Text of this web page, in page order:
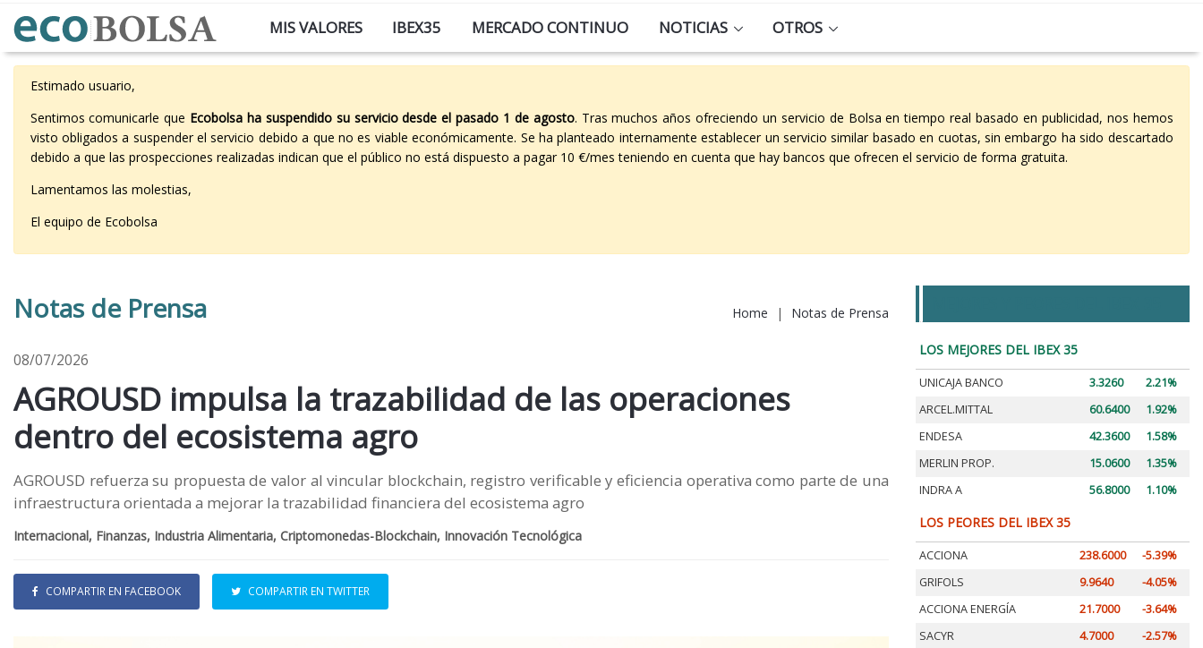
MIS VALORES IBEX35 MERCADO CONTINUO NOTICIAS OTROS
Estimado usuario,
Sentimos comunicarle que Ecobolsa ha suspendido su servicio desde el pasado 1 de agosto. Tras muchos años ofreciendo un servicio de Bolsa en tiempo real basado en publicidad, nos hemos
visto obligados a suspender el servicio debido a que no es viable económicamente. Se ha planteado internamente establecer un servicio similar basado en cuotas, sin embargo ha sido descartado
debido a que las prospecciones realizadas indican que el público no está dispuesto a pagar 10 €/mes teniendo en cuenta que hay bancos que ofrecen el servicio de forma gratuita.
Lamentamos las molestias,
El equipo de Ecobolsa
Notas de Prensa Home | Notas de Prensa
08/07/2026
AGROUSD impulsa la trazabilidad de las operaciones
dentro del ecosistema agro
AGROUSD refuerza su propuesta de valor al vincular blockchain, registro verificable y eficiencia operativa como parte de una
infraestructura orientada a mejorar la trazabilidad financiera del ecosistema agro
Internacional, Finanzas, Industria Alimentaria, Criptomonedas-Blockchain, Innovación Tecnológica
COMPARTIR EN FACEBOOK COMPARTIR EN TWITTER
LOS MEJORES DEL IBEX 35
UNICAJA BANCO 3.3260
2.21%
ARCEL.MITTAL
60.6400
1.92%
ENDESA
42.3600
1.58%
MERLIN PROP.
15.0600
1.35%
INDRA A
56.8000 1.10%
LOS PEORES DEL IBEX 35
ACCIONA 238.6000
-5.39%
GRIFOLS
9.9640
-4.05%
ACCIONA ENERGÍA
21.7000
-3.64%
SACYR
4.7000
-2.57%